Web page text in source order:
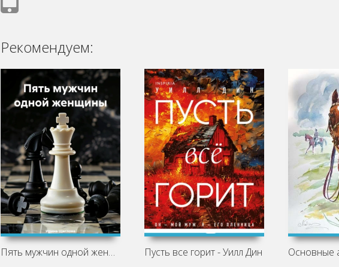
Рекомендуем:
Пять мужчин одной женщины - Ирина Пусть все горит - Уилл Дин